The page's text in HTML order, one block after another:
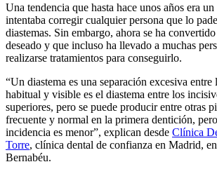
Una tendencia que hasta hace unos años era
intentaba corregir cualquier persona que lo
diastemas. Sin embargo, ahora se ha
deseado y que incluso ha llevado a muchas
realizarse tratamientos para conseguirlo.
“Un diastema es una separación excesiva entre
habitual y visible es el diastema entre los
superiores, pero se puede producir entre otras
frecuente y normal en la primera dentición,
incidencia es menor”, explican desde Clínica
Torre, clínica dental de confianza en Madrid,
Bernabéu.